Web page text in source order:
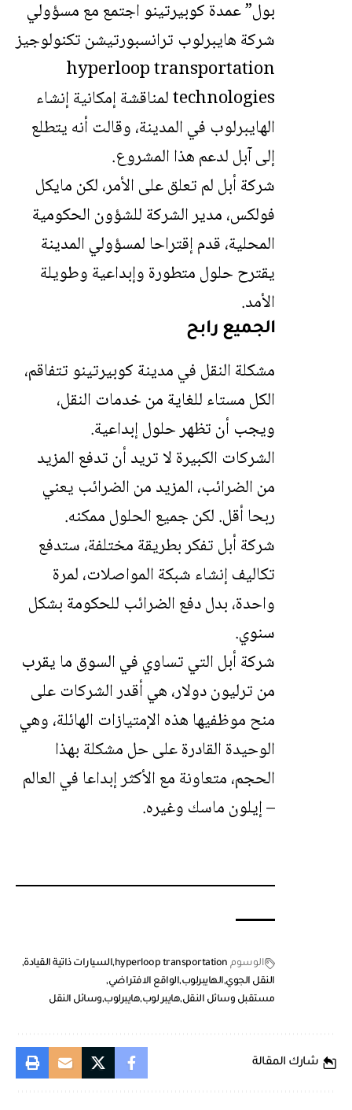
بول” عمدة كوبيرتينو اجتمع مع مسؤولي
شركة هايبرلوب ترانسبورتيشن تكنولوجيز
hyperloop transportation
technologies لمناقشة إمكانية إنشاء
الهايبرلوب في المدينة، وقالت أنه يتطلع
إلى آبل لدعم هذا المشروع.
شركة أبل لم تعلق على الأمر، لكن مايكل
فولكس، مدير الشركة للشؤون الحكومية
المحلية، قدم إقتراحا لمسؤولي المدينة
يقترح حلول متطورة وإبداعية وطويلة
الأمد.
الجميع رابح
مشكلة النقل في مدينة كوبيرتينو تتفاقم،
الكل مستاء للغاية من خدمات النقل،
ويجب أن تظهر حلول إبداعية.
الشركات الكبيرة لا تريد أن تدفع المزيد
من الضرائب، المزيد من الضرائب يعني
ربحا أقل. لكن جميع الحلول ممكنه.
شركة أبل تفكر بطريقة مختلفة، ستدفع
تكاليف إنشاء شبكة المواصلات، لمرة
واحدة، بدل دفع الضرائب للحكومة بشكل
سنوي.
شركة أبل التي تساوي في السوق ما يقرب
من ترليون دولار، هي أقدر الشركات على
منح موظفيها هذه الإمتيازات الهائلة، وهي
الوحيدة القادرة على حل مشكلة بهذا
الحجم، متعاونة مع الأكثر إبداعا في العالم
– إيلون ماسك وغيره.
الوسوم hyperloop transportationالسيارات ذاتية القيادة
النقل الجوي الهايبرلوبالواقع الافتراضي
مستقبل وسائل النقلهايبر لوبهايبرلوب وسائل النقل
شارك المقالة